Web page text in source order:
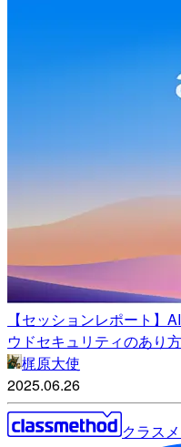
【セッションレポート】
ウドセキュリティのあり
梶原大使
2025.06.26
クラス